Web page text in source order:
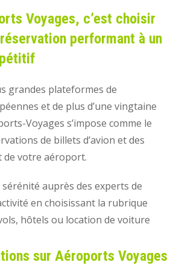
Voyages, c’est choisir
performant à un
grandes plateformes de
et de plus d’une vingtaine
Voyages s’impose comme le
de billets d’avion et des
de votre aéroport.
auprès des experts de
en choisissant la rubrique
hôtels ou location de voiture
sur Aéroports Voyages